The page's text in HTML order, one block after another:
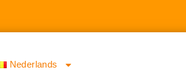
Nederlands